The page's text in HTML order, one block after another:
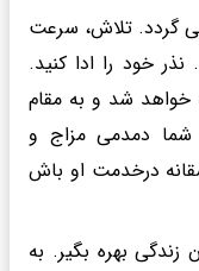
گردد. تلاش، سرعت
خود را ادا کنید.
خواهد شد و به مقام
دمدمی مزاج و
درخدمت او باش
بهره بگیر. به